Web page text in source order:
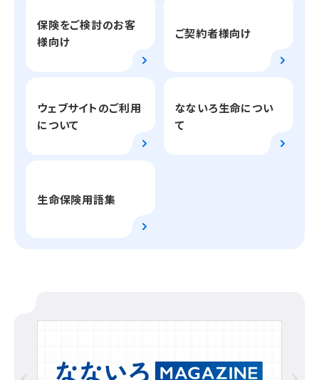
保険をご検討のお客
様向け
ご契約者様向け
ウェブサイトのご利用
について
なないろ生命につい
て
生命保険用語集